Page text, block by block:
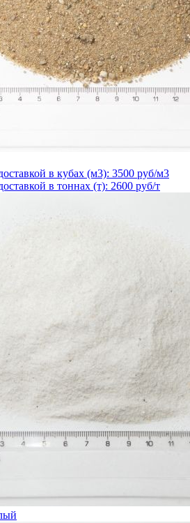
в кубах (м3): 3500 руб/м3
в тоннах (т): 2600 руб/т